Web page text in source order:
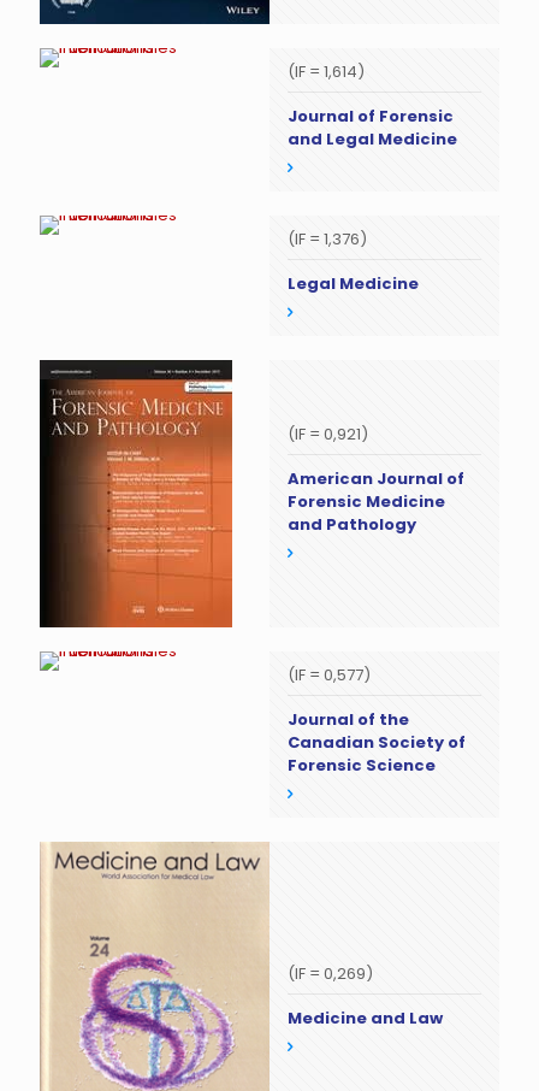
(IF = 1,614)
Journal of Forensic
and Legal Medicine
(IF = 1,376)
Legal Medicine
(IF = 0,921)
American Journal of
Forensic Medicine
and Pathology
(IF = 0,577)
Journal of the
Canadian Society of
Forensic Science
(IF = 0,269)
Medicine and Law